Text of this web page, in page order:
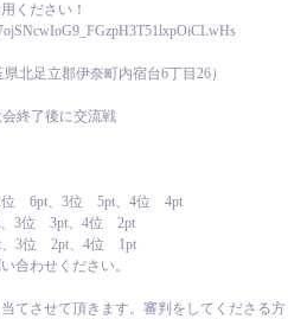
ください！
北足立郡伊奈町内宿台6丁目26）
終了後に交流戦
位 6pt、3位 5pt、4位 4pt
3位 3pt、4位 2pt
3位 2pt、4位 1pt
合わせください。
てさせて頂きます。審判をしてくださる方